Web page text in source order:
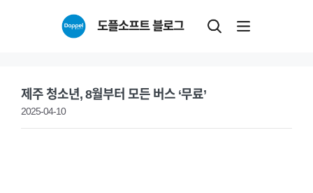
도플소프트 블로그
제주 청소년, 8월부터 모든 버스 ‘무료’
2025-04-10